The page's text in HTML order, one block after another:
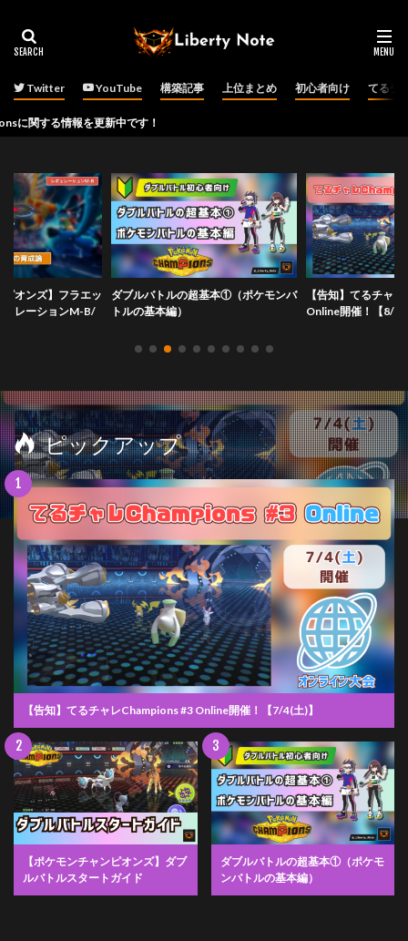
Twitter YouTube 構築記事 上位まとめ 初心者向け てるチ
を更新中です！
オンズ】フラエッ
ュレーションM-B/
ダブルバトルの超基本①（ポケモンバ
トルの基本編）
【告知】てるチャ
Online開催！【8/
ピックアップ
【告知】てるチャレChampions #3 Online開催！【7/4(土)】
【ポケモンチャンピオンズ】ダブ
ルバトルスタートガイド
ダブルバトルの超基本①（ポケモ
ンバトルの基本編）